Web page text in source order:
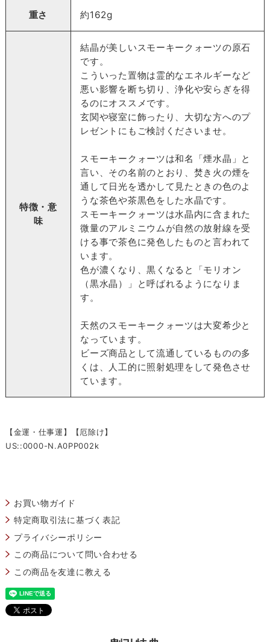
重さ 約162g
特徴・意
味
結晶が美しいスモーキークォーツの原石
です。
こういった置物は霊的なエネルギーなど
悪い影響を断ち切り、浄化や安らぎを得
るのにオススメです。
玄関や寝室に飾ったり、大切な方へのプ
レゼントにもご検討くださいませ。
スモーキークォーツは和名「煙水晶」と
言い、その名前のとおり、焚き火の煙を
通して日光を透かして見たときの色のよ
うな茶色や茶黒色をした水晶です。
スモーキークォーツは水晶内に含まれた
微量のアルミニウムが自然の放射線を受
ける事で茶色に発色したものと言われて
います。
色が濃くなり、黒くなると「モリオン
（黒水晶）」と呼ばれるようになりま
す。
天然のスモーキークォーツは大変希少と
なっています。
ビーズ商品として流通しているものの多
くは、人工的に照射処理をして発色させ
ています。
【金運・仕事運】【厄除け】
US::0000-N.A0PP002k
お買い物ガイド
特定商取引法に基づく表記
プライバシーポリシー
この商品について問い合わせる
この商品を友達に教える